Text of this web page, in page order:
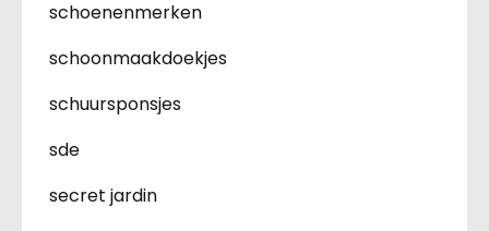
schoenenmerken
schoonmaakdoekjes
schuursponsjes
sde
secret jardin